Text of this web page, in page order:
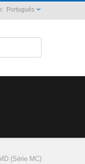
Português
(Série MC)